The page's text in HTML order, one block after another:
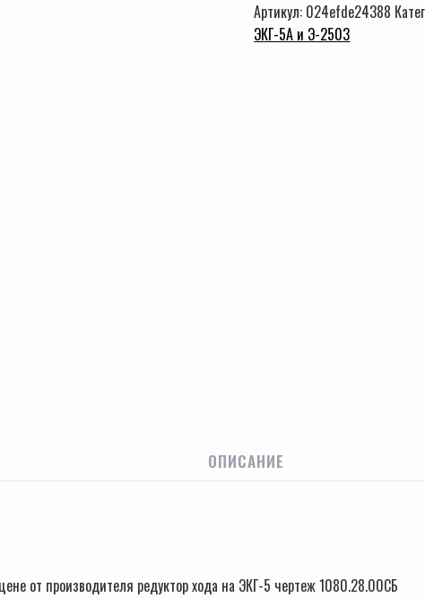
Артикул: 024efde24388
ЭКГ-5А и Э-2503
ОПИСАНИЕ
от производителя редуктор хода на ЭКГ-5 чертеж 1080.28.00СБ